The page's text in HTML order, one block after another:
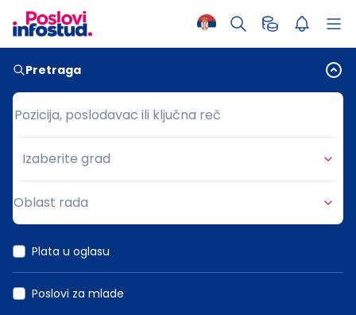
Pretraga
Pozicija, poslodavac ili ključna reč
Pozicija, poslodavac ili ključna reč
Grad
Izaberite grad
Oblast rada
Plata u oglasu
Poslovi za mlade